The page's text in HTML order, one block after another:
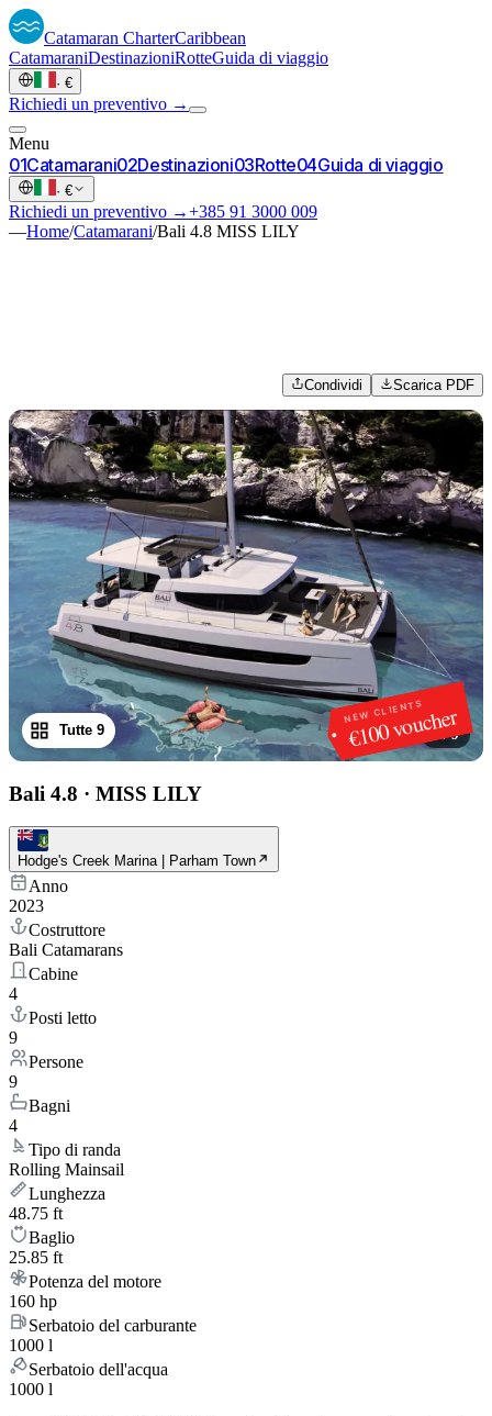
Catamaran CharterCaribbean
CatamaraniDestinazioniRotteGuida di viaggio
· €
Richiedi un preventivo →
Menu
01Catamarani02Destinazioni03Rotte04Guida di viaggio
· €
Richiedi un preventivo →+385 91 3000 009
—Home/Catamarani/Bali 4.8 MISS LILY
Condividi Scarica PDF
NEW CLIENTS
€100 voucher
1 /9
Tutte 9
Bali 4.8 · MISS LILY
Hodge's Creek Marina | Parham Town
Anno
2023
Costruttore
Bali Catamarans
Cabine
4
Posti letto
9
Persone
9
Bagni
4
Tipo di randa
Rolling Mainsail
Lunghezza
48.75 ft
Baglio
25.85 ft
Potenza del motore
160 hp
Serbatoio del carburante
1000 l
Serbatoio dell'acqua
1000 l